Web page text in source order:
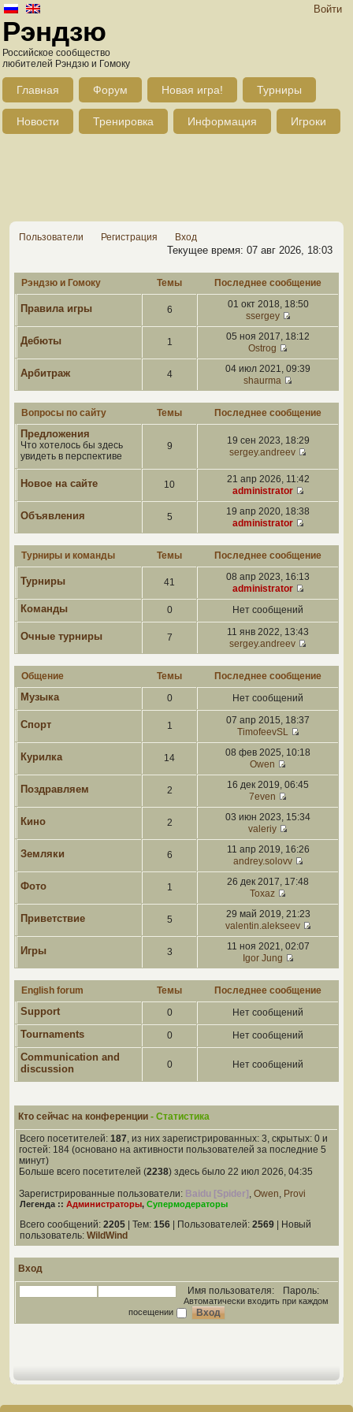
Войти
Рэндзю
Российское сообщество
любителей Рэндзю и Гомоку
Главная Форум Новая игра! Турниры
Новости Тренировка Информация Игроки
Пользователи Регистрация Вход
Текущее время: 07 авг 2026, 18:03
Рэндзю и Гомоку Темы Последнее сообщение
Правила игры 6
01 окт 2018, 18:50
ssergey
Дебюты 1
05 ноя 2017, 18:12
Ostrog
Арбитраж 4
04 июл 2021, 09:39
shaurma
Вопросы по сайту Темы Последнее сообщение
Предложения
Что хотелось бы здесь
увидеть в перспективе
9
19 сен 2023, 18:29
sergey.andreev
Новое на сайте 10
21 апр 2026, 11:42
administrator
Объявления 5
19 апр 2020, 18:38
administrator
Турниры и команды Темы Последнее сообщение
Турниры 41
08 апр 2023, 16:13
administrator
Команды 0 Нет сообщений
Очные турниры 7
11 янв 2022, 13:43
sergey.andreev
Общение Темы Последнее сообщение
Музыка 0 Нет сообщений
Спорт 1
07 апр 2015, 18:37
TimofeevSL
Курилка 14
08 фев 2025, 10:18
Owen
Поздравляем 2
16 дек 2019, 06:45
7even
Кино 2
03 июн 2023, 15:34
valeriy
Земляки 6
11 апр 2019, 16:26
andrey.solovv
Фото 1
26 дек 2017, 17:48
Toxaz
Приветствие 5
29 май 2019, 21:23
valentin.alekseev
Игры 3
11 ноя 2021, 02:07
Igor Jung
English forum Темы Последнее сообщение
Support 0 Нет сообщений
Tournaments 0 Нет сообщений
Communication and
discussion
0 Нет сообщений
Кто сейчас на конференции - Статистика
Всего посетителей: 187, из них зарегистрированных: 3, скрытых: 0 и
гостей: 184 (основано на активности пользователей за последние 5
минут)
Больше всего посетителей (2238) здесь было 22 июл 2026, 04:35
Зарегистрированные пользователи: Baidu [Spider] , Owen, Provi
Легенда :: Администраторы, Супермодераторы
Всего сообщений: 2205 | Тем: 156 | Пользователей: 2569 | Новый
пользователь: WildWind
Вход
Имя пользователя:
Пароль:
Автоматически входить при каждом
посещении